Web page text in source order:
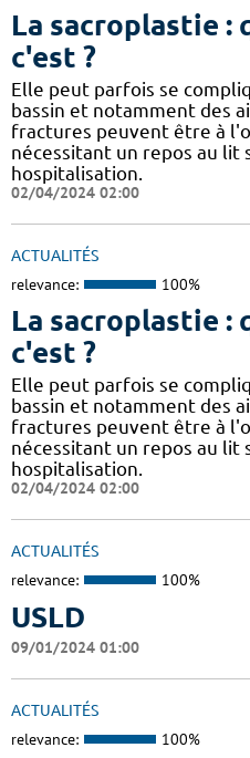
La sacroplastie :
c'est ?
Elle peut parfois se
bassin et notamment des
fractures peuvent être à
nécessitant un repos au lit
hospitalisation.
02/04/2024 02:00
ACTUALITÉS
relevance: 100%
La sacroplastie :
c'est ?
Elle peut parfois se
bassin et notamment des
fractures peuvent être à
nécessitant un repos au lit
hospitalisation.
02/04/2024 02:00
ACTUALITÉS
relevance: 100%
USLD
09/01/2024 01:00
ACTUALITÉS
relevance: 100%